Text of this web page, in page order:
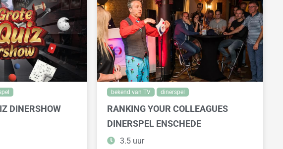
DINERSHOW
bekend van TV dinerspel
RANKING YOUR COLLEAGUES
DINERSPEL ENSCHEDE
3.5 uur